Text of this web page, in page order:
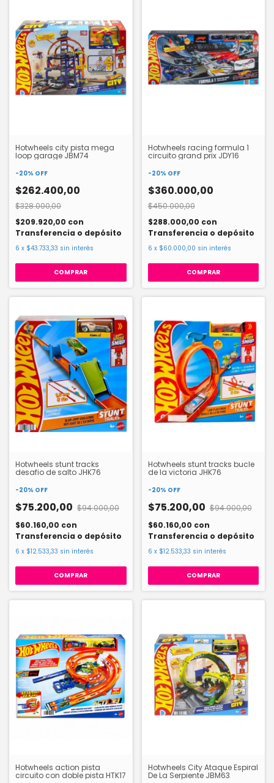
Hotwheels city pista mega
loop garage JBM74
-20% OFF
$262.400,00
$328.000,00
$209.920,00 con
Transferencia o depósito
6 x $43.733,33 sin interés
Hotwheels racing formula 1
circuito grand prix JDY16
-20% OFF
$360.000,00
$450.000,00
$288.000,00 con
Transferencia o depósito
6 x $60.000,00 sin interés
Hotwheels stunt tracks
desafio de salto JHK76
-20% OFF
$75.200,00 $94.000,00
$60.160,00 con
Transferencia o depósito
6 x $12.533,33 sin interés
Hotwheels stunt tracks bucle
de la victoria JHK76
-20% OFF
$75.200,00 $94.000,00
$60.160,00 con
Transferencia o depósito
6 x $12.533,33 sin interés
Hotwheels action pista
circuito con doble pista HTK17
Hotwheels City Ataque Espiral
De La Serpiente JBM63